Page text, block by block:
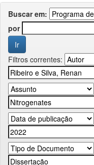
Buscar em:
por
Filtros correntes: